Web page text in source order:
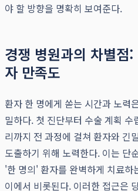
야 할 방향을 명확히 보여준다.
경쟁 병원과의 차별점
자 만족도
환자 한 명에게 쏟는 시간과 노력
밀하다. 첫 진단부터 수술 계획
리까지 전 과정에 걸쳐 환자와 긴
도출하기 위해 노력한다. 이는 단
'한 명의' 환자를 완벽하게 치료하
이에서 비롯된다. 이러한 접근은